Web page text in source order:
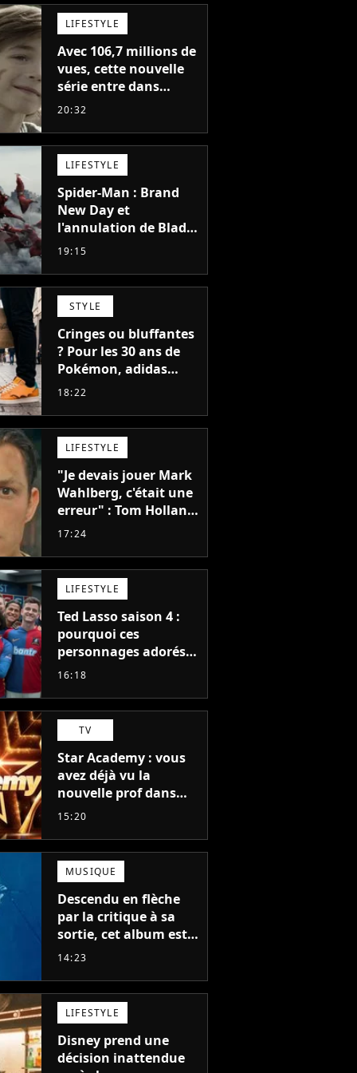
LIFESTYLE
Avec 106,7 millions de
vues, cette nouvelle
série entre dans
l'histoire de Netflix en
20:32
LIFESTYLE
Spider-Man : Brand
New Day et
l'annulation de Blade
montrent que Marvel
faire quoi que ce soit
de simple
19:15
STYLE
Cringes ou bluffantes
? Pour les 30 ans de
Pokémon, adidas
dévoile une énorme
et je ne sais pas quoi
en penser
18:22
LIFESTYLE
"Je devais jouer Mark
Wahlberg, c'était une
erreur" : Tom Holland,
la star de Spider-Man,
blockbuster
17:24
LIFESTYLE
Ted Lasso saison 4 :
pourquoi ces
personnages adorés
des fans ne sont pas
16:18
TV
Star Academy : vous
avez déjà vu la
nouvelle prof dans
The Voice et aux
15:20
MUSIQUE
Descendu en flèche
par la critique à sa
sortie, cet album est
en train de devenir le
auteur
14:23
LIFESTYLE
Disney prend une
décision inattendue